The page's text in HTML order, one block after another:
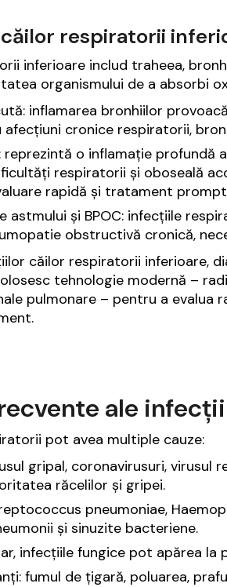
respiratorii
inferioare includ traheea,
organismului de a absorbi
inflamarea bronhiilor
afecțiuni cronice respiratorii,
: reprezintă o inflamație profundă
respiratorii și oboseală
rapidă și tratament
astmului și BPOC: infecțiile
obstructivă cronică,
căilor respiratorii inferioare,
tehnologie modernă –
pulmonare – pentru a evalua
ale
pot avea multiple cauze:
gripal, coronavirusuri, virusul
răcelilor și gripei.
pneumoniae,
și sinuzite bacteriene.
infecțiile fungice pot apărea la
fumul de țigară, poluarea,